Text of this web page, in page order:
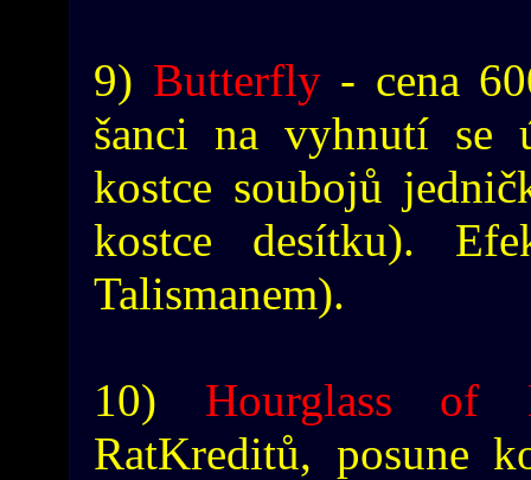
9) Butterfly- cena
šanci na vyhnutí se
kostce soubojů
kostce desítku).
Talismanem).
10) Hourglass of
RatKreditů, posune